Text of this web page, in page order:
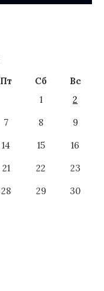
Пт Сб
Вс
1
2
7 8
9
14 15
16
21 22
23
28 29
30